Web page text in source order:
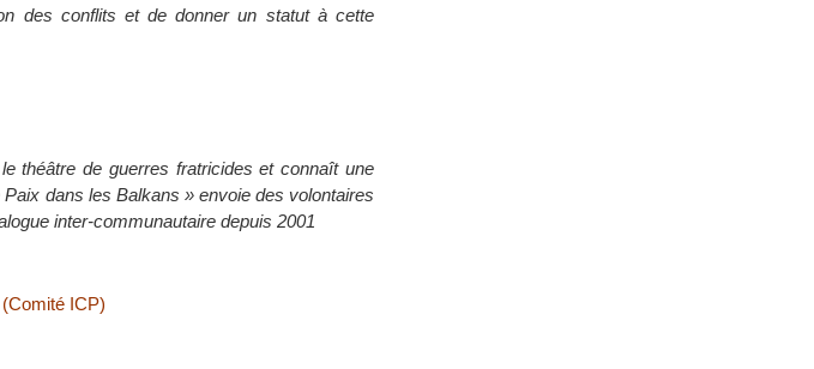
des conflits et de donner un statut à cette
théâtre de guerres fratricides et connaît une
dans les Balkans » envoie des volontaires
inter-communautaire depuis 2001
ICP)